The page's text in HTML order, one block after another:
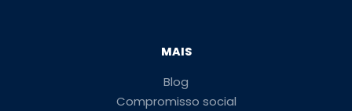
MAIS
Blog
Compromisso social